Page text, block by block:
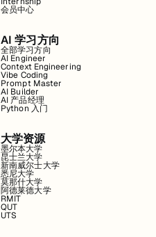
会员中心
AI 学习方向
全部学习方向
AI Engineer
Context Engineering
Vibe Coding
Prompt Master
AI Builder
AI 产品经理
Python 入门
大学资源
墨尔本大学
昆士兰大学
新南威尔士大学
悉尼大学
莫那什大学
阿德莱德大学
RMIT
QUT
UTS